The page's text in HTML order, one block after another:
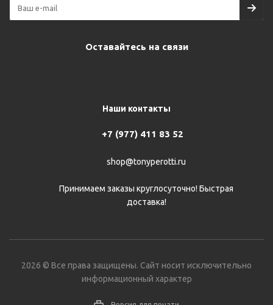
Оставайтесь на связи
Наши контакты
+7 (977) 411 83 52
shop@tonyperotti.ru
Принимаем заказы круглосуточно! Быстрая
доставка!
2026 © Все права защищены. Сайт носит исключительно
информационный характер